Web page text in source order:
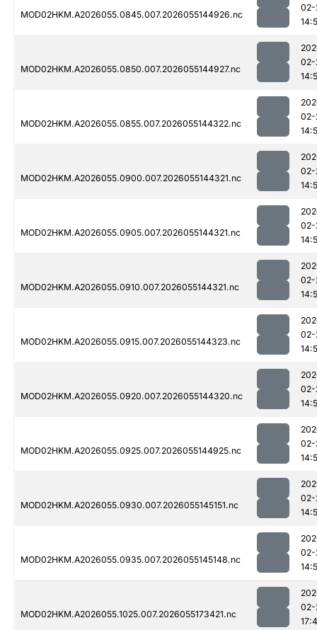
MOD02HKM.A2026055.0845.007.2026055144926.nc
02-
MOD02HKM.A2026055.0850.007.2026055144927.nc
02-
MOD02HKM.A2026055.0855.007.2026055144322.nc
02-
MOD02HKM.A2026055.0900.007.2026055144321.nc
02-
MOD02HKM.A2026055.0905.007.2026055144321.nc
02-
MOD02HKM.A2026055.0910.007.2026055144321.nc
02-
MOD02HKM.A2026055.0915.007.2026055144323.nc
02-
MOD02HKM.A2026055.0920.007.2026055144320.nc
02-
MOD02HKM.A2026055.0925.007.2026055144925.nc
02-
MOD02HKM.A2026055.0930.007.2026055145151.nc
02-
MOD02HKM.A2026055.0935.007.2026055145148.nc
02-
MOD02HKM.A2026055.1025.007.2026055173421.nc
02-